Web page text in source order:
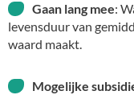
Gaan lang mee:
levensduur van
waard maakt.
Mogelijke